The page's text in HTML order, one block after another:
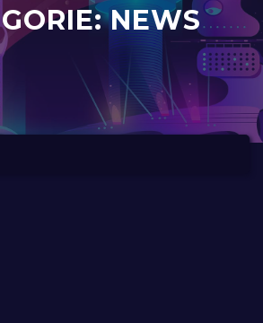
NEWS